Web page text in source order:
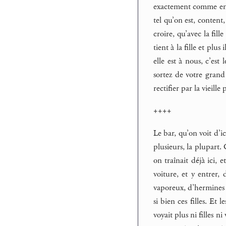
exactement comme
tel qu’on est,
croire, qu’avec la
tient à la fille et plus
elle est à nous,
sortez de votre
rectifier par la vieille
++++
Le bar, qu’on voit
plusieurs, la plupart.
on traînait déjà ici,
voiture, et y entrer,
vaporeux,
si bien ces filles. Et
voyait plus ni filles ni